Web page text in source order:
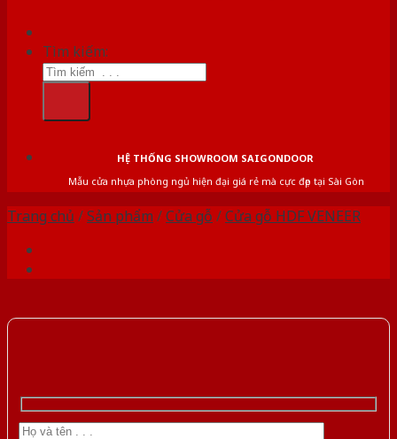
Tìm kiếm:
HỆ THỐNG SHOWROOM SAIGONDOOR
Mẫu cửa nhựa phòng ngủ hiện đại giá rẻ mà cực đẹp tại Sài Gòn
Trang chủ /Sản phẩm /Cửa gỗ /Cửa gỗ HDF VENEER